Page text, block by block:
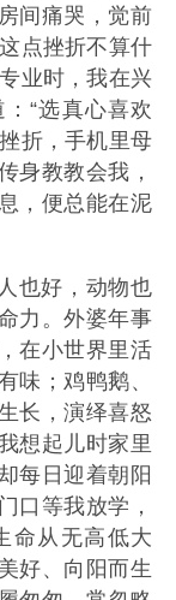
间痛哭，觉前
点挫折不算什
业时，我在兴
“选真心喜欢
折，手机里母
身教教会我，
，便总能在泥
也好，动物也
力。外婆年事
在小世界里活
味；鸡鸭鹅、
长，演绎喜怒
想起儿时家里
每日迎着朝阳
口等我放学，
命从无高低大
好、向阳而生